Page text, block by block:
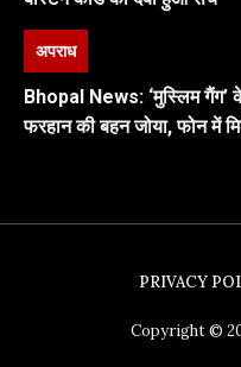
अपराध
Bhopal News: ‘मुस्लिम गैंग’
फरहान की बहन जोया, फोन में
PRIVACY
Copyright ©